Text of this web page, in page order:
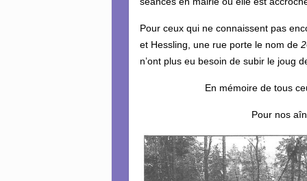
Pour ceux qui ne connaissent pas
et Hessling, une rue porte le nom de
n’ont plus eu besoin de subir le joug
En mémoire de tous
Pour nos